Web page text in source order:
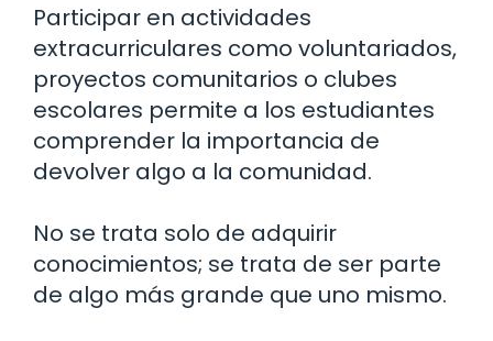
Participar en actividades
extracurriculares como voluntariados,
proyectos comunitarios o clubes
escolares permite a los estudiantes
comprender la importancia de
devolver algo a la comunidad.
No se trata solo de adquirir
conocimientos; se trata de ser parte
de algo más grande que uno mismo.